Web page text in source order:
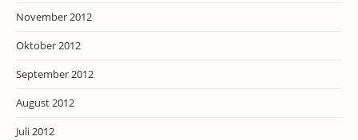
November 2012
Oktober 2012
September 2012
August 2012
Juli 2012